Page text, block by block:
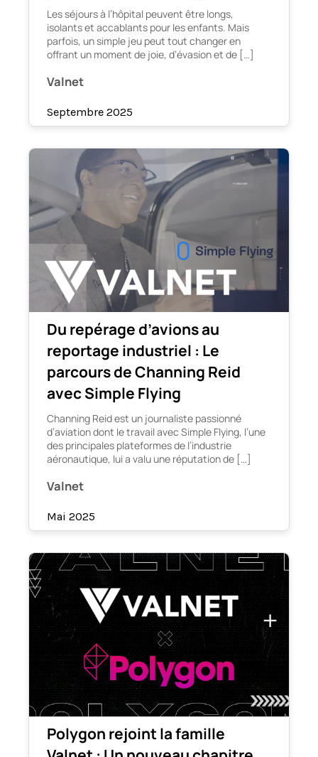
Les séjours à l’hôpital peuvent être longs,
isolants et accablants pour les enfants. Mais
parfois, un simple jeu peut tout changer en
offrant un moment de joie, d’évasion et de […]
Valnet
Septembre 2025
Du repérage d’avions au
reportage industriel : Le
parcours de Channing Reid
avec Simple Flying
Channing Reid est un journaliste passionné
d’aviation dont le travail avec Simple Flying, l’une
des principales plateformes de l’industrie
aéronautique, lui a valu une réputation de […]
Valnet
Mai 2025
Polygon rejoint la famille